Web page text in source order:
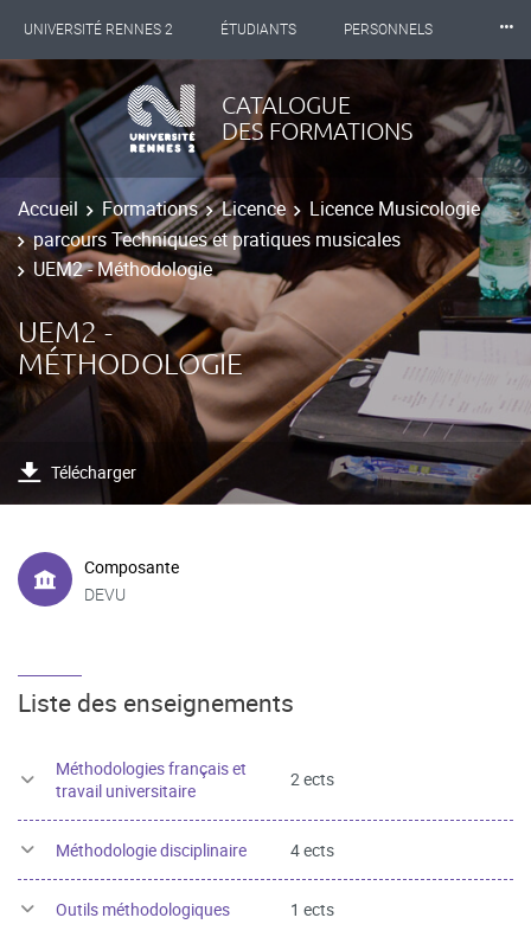
UNIVERSITÉ RENNES 2 ÉTUDIANTS PERSONNELS
INTERNATIONAL PROFESSIONNELS BIBLIOTHÈQUES
LES NOUVELLES DE RENNES 2
⸱⸱⸱
CATALOGUE
DES FORMATIONS
Accueil Formations Licence
Licence Musicologie
parcours Techniques et pratiques musicales
UEM2 - Méthodologie
UEM2 -
MÉTHODOLOGIE
Télécharger
Composante
DEVU
Liste des enseignements
Méthodologies français et
travail universitaire
2 ects
Méthodologie disciplinaire 4 ects
Outils méthodologiques 1 ects